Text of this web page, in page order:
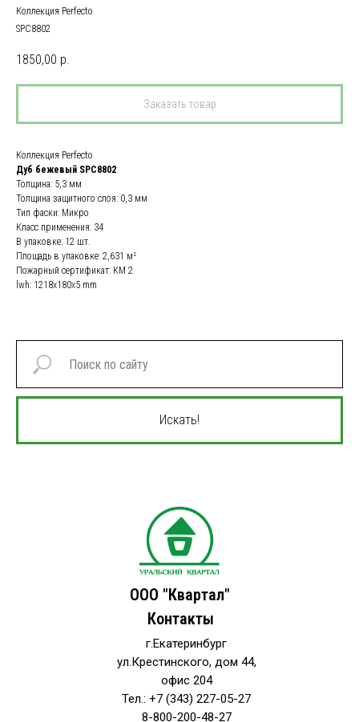
Коллекция Perfecto
SPC8802
1850,00 р.
Заказать товар
Коллекция Perfecto
Дуб бежевый SPC8802
Толщина: 5,3 мм
Толщина защитного слоя: 0,3 мм
Тип фаски: Микро
Класс применения: 34
В упаковке: 12 шт.
Площадь в упаковке: 2,631 м²
Пожарный сертификат: КМ 2
lwh: 1218x180x5 mm
Искать!
ООО "Квартал"
Контакты
г.Екатеринбург
ул.Крестинского, дом 44,
офис 204
Тел.: +7 (343) 227-05-27
8-800-200-48-27